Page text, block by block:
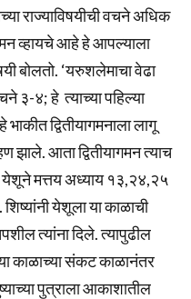
राज्याविषयीची वचने अधिक
आहे हे आपल्याला
बोलतो. ‘यरुशलेमाचा वेढा
३-४; हे त्याच्या पहिल्या
द्वितीयागमनाला लागू
आता द्वितीयागमन त्याच
येशूने मत्तय अध्याय १३,२४,२५
येशूला या काळाची
त्यांना दिले. त्यापुढील
काळाच्या संकट काळानंतर
पुत्राला आकाशातील